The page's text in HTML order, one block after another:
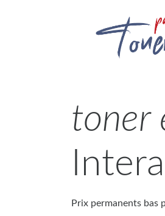
toner
Prix permanents bas